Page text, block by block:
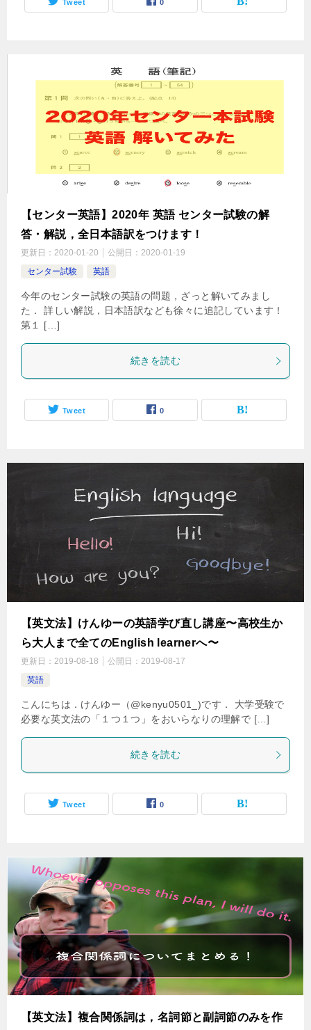
Tweet 0
【センター英語】2020年 英語 センター試験の解
答・解説，全日本語訳をつけます！
更新日： 2020-01-20 公開日： 2020-01-19
センター試験
英語
今年のセンター試験の英語の問題，ざっと解いてみまし
た． 詳しい解説，日本語訳なども徐々に追記しています！
第１ […]
続きを読む
Tweet 0
【英文法】けんゆーの英語学び直し講座〜高校生か
ら大人まで全てのEnglish learnerへ〜
更新日： 2019-08-18 公開日： 2019-08-17
英語
こんにちは．けんゆー（@kenyu0501_)です． 大学受験で
必要な英文法の「１つ１つ」をおいらなりの理解で […]
続きを読む
Tweet 0
【英文法】複合関係詞は，名詞節と副詞節のみを作